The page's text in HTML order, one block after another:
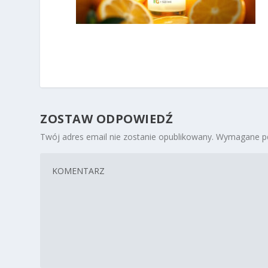
ZOSTAW ODPOWIEDŹ
Twój adres email nie zostanie opublikowany. Wymagane